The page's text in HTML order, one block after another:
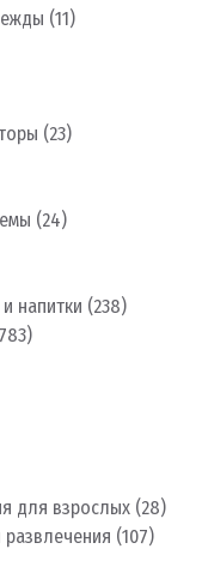
(11)
(23)
(24)
напитки (238)
для взрослых (28)
(107)